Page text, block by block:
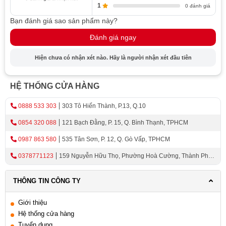
Điều khiển cảm ứng trượt và màn hình LED giúp thao tác
điều khiển dễ dàng và tiện lợi
Màn hình hiển thị to và rõ ràng, cùng các biểu tượng
không cần canh chừng
Nhờ chức năng này, người dùng có thể tận dụng thời
gian làm công việc khác khi bận rộn.
Chất liệu khoang lò bằng thép không gỉ đảm bảo an toàn
cho việc nướng thực phẩm ở nhiệt độ cao, lau chùi dễ
dàng. Trang bị đèn chiếu sáng trong khoang lò giúp dễ
Chức năng khóa bảng điều khiển phù hợp cho gia đình
có con trẻ. Khi kích hoạt, bảng điều khiển sẽ bị vô hiệu
hóa, nhờ đó trẻ nhỏ có lỡ chạm vào cũng không gây nguy
hiểm.
1 0 đánh giá
Bạn đánh giá sao sản phẩm này?
Đánh giá ngay
Hiện chưa có nhận xét nào. Hãy là người nhận xét đầu tiên
HỆ THỐNG CỬA HÀNG
0888 533 303 303 Tô Hiến Thành, P.13, Q.10
0854 320 088 121 Bạch Đằng, P. 15, Q. Bình Thạnh, TPHCM
0987 863 580 535 Tân Sơn, P. 12, Q. Gò Vấp, TPHCM
0378771123
159 Nguyễn Hữu Thọ, Phường Hoà Cường, Thành Phố
THÔNG TIN CÔNG TY
Giới thiệu
Hệ thống cửa hàng